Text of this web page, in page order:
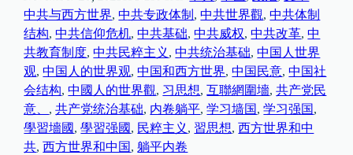
中共与西方世界, 中共专政体制 , 中共世界觀, 中共体制
结构, 中共信仰危机, 中共基础, 中共威权, 中共改革, 中
共教育制度, 中共民粹主义 , 中共统治基础, 中国人世界
观, 中国人的世界观, 中国和西方世界, 中国民意, 中国社
会结构, 中國人的世界觀, 习思想, 互聯網圍墻, 共产党民
意、 , 共产党统治基础, 内卷躺平, 学习墙国, 学习强国
學習墻國, 學習强國, 民粹主义 , 習思想, 西方世界和中
共, 西方世界和中国, 躺平内卷